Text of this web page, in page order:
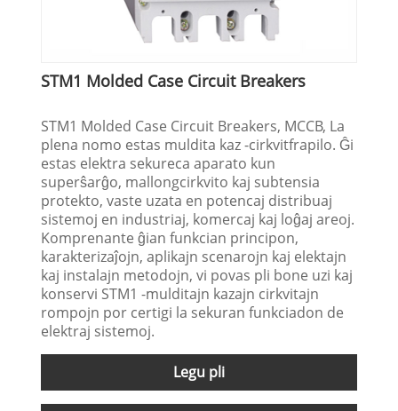
STM1 Molded Case Circuit Breakers
STM1 Molded Case Circuit Breakers, MCCB, La
plena nomo estas muldita kaz -cirkvitfrapilo. Ĝi
estas elektra sekureca aparato kun
superŝarĝo, mallongcirkvito kaj subtensia
protekto, vaste uzata en potencaj distribuaj
sistemoj en industriaj, komercaj kaj loĝaj areoj.
Komprenante ĝian funkcian principon,
karakterizaĵojn, aplikajn scenarojn kaj elektajn
kaj instalajn metodojn, vi povas pli bone uzi kaj
konservi STM1 -mulditajn kazajn cirkvitajn
rompojn por certigi la sekuran funkciadon de
elektraj sistemoj.
Legu pli